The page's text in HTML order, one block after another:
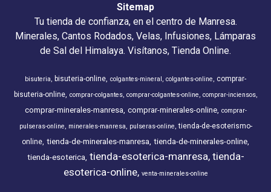
Sitemap
Tu tienda de confianza, en el centro de Manresa.
Minerales, Cantos Rodados, Velas, Infusiones, Lámparas
de Sal del Himalaya. Visítanos, Tienda Online.
bisuteria bisuteria-online colgantes-mineral colgantes-online
comprar-
bisuteria-online comprar-colgantes comprar-colgantes-online comprar-inciensos
comprar-minerales-manresa comprar-minerales-online comprar-
pulseras-online
minerales-manresa pulseras-online tienda-de-esoterismo-
online tienda-de-minerales-manresa tienda-de-minerales-online
tienda-esoterica tienda-esoterica-manresa tienda-
esoterica-online venta-minerales-online